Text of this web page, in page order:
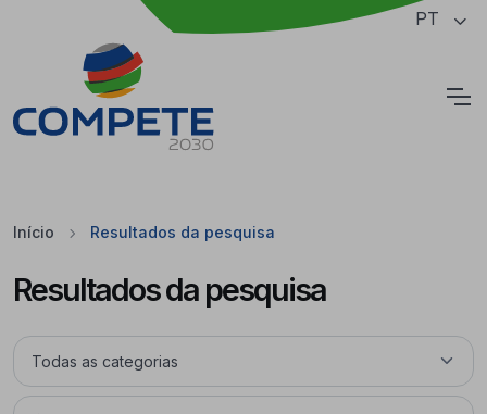
Saltar para o conteúdo principal da página PT
Início Resultados da pesquisa
Resultados da pesquisa